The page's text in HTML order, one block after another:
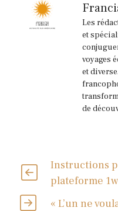
Les
et
voyages
et
de
Instructions
plateforme
« L’un ne